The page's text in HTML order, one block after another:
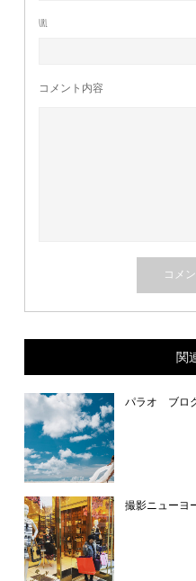
URL
コメント内容
関
パラオ ブロ
撮影ニュー